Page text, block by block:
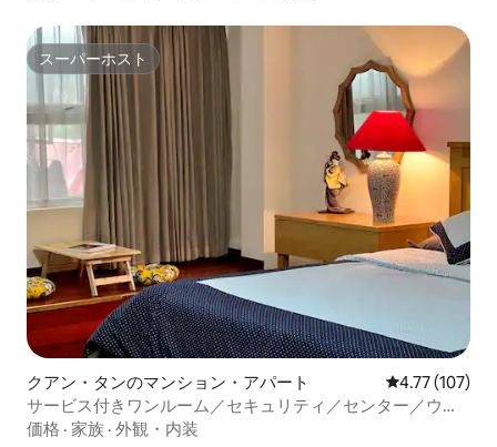
スーパーホスト
スーパーホスト
クアン・タンのマンション・アパート レビュー107
4.77 (107)
サービス付きワンルーム／セキュリティ／センター／ウェ
ストレイク
価格 · 家族 · 外観・内装